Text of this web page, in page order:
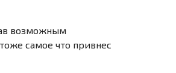
возможным
самое что привнес